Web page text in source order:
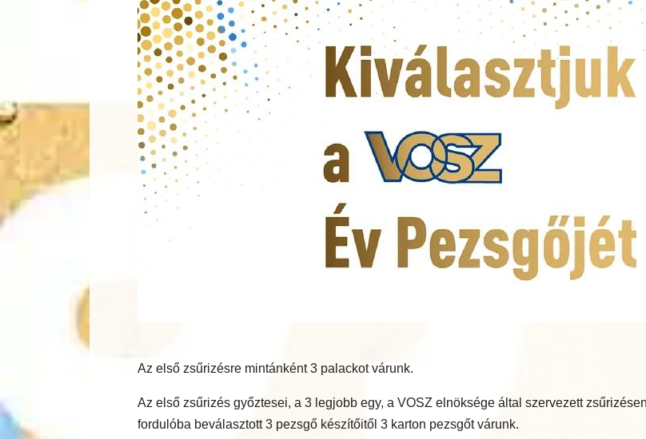
Az első zsűrizésre mintánként 3 palackot várunk.
Az első zsűrizés győztesei, a 3 legjobb egy, a VOSZ elnöksége által szervezett
fordulóba beválasztott 3 pezsgő készítőitől 3 karton pezsgőt várunk.